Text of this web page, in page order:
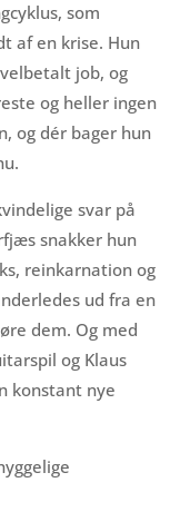
som
af en krise. Hun
job, og
og heller ingen
og dér bager hun
svar på
snakker hun
reinkarnation og
ud fra en
dem. Og med
og Klaus
konstant nye